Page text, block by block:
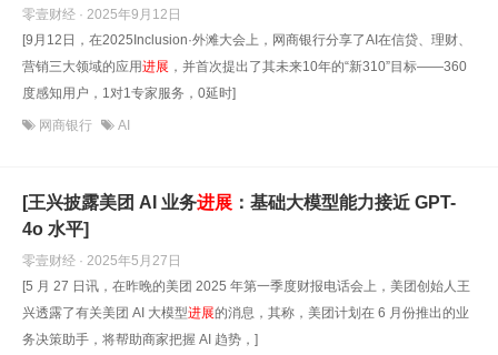
零壹财经 · 2025年9月12日
[9月12日，在2025Inclusion·外滩大会上，网商银行分享了AI在信贷、理财、
营销三大领域的应用进展 ，并首次提出了其未来10年的“新310”目标——360
度感知用户，1对1专家服务，0延时]
网商银行 AI
[王兴披露美团 AI 业务进展 ：基础大模型能力接近 GPT-
4o 水平]
零壹财经 · 2025年5月27日
[5 月 27 日讯，在昨晚的美团 2025 年第一季度财报电话会上，美团创始人王
兴透露了有关美团 AI 大模型进展的消息，其称，美团计划在 6 月份推出的业
务决策助手，将帮助商家把握 AI 趋势，]